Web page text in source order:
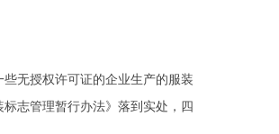
无授权许可证的企业生产的服装
志管理暂行办法》落到实处，四